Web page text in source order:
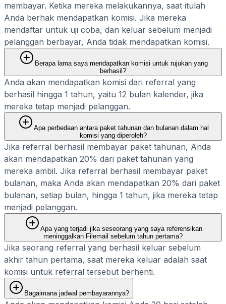
membayar. Ketika mereka melakukannya, saat itulah
Anda berhak mendapatkan komisi. Jika mereka
mendaftar untuk uji coba, dan keluar sebelum menjadi
pelanggan berbayar, Anda tidak mendapatkan komisi.
Berapa lama saya mendapatkan komisi untuk rujukan yang
berhasil?
Anda akan mendapatkan komisi dari referral yang
berhasil hingga 1 tahun, yaitu 12 bulan kalender, jika
mereka tetap menjadi pelanggan.
Apa perbedaan antara paket tahunan dan bulanan dalam hal
komisi yang diperoleh?
Jika referral berhasil membayar paket tahunan, Anda
akan mendapatkan 20% dari paket tahunan yang
mereka ambil. Jika referral berhasil membayar paket
bulanan, maka Anda akan mendapatkan 20% dari paket
bulanan, setiap bulan, hingga 1 tahun, jika mereka tetap
menjadi pelanggan.
Apa yang terjadi jika seseorang yang saya referensikan
meninggalkan Filemail sebelum tahun pertama?
Jika seorang referral yang berhasil keluar sebelum
akhir tahun pertama, saat mereka keluar adalah saat
komisi untuk referral tersebut berhenti.
Bagaimana jadwal pembayarannya?